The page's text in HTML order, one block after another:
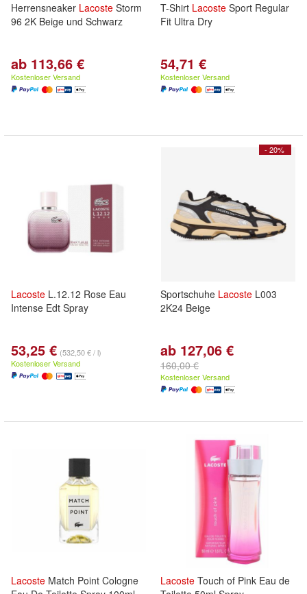
Herrensneaker Lacoste Storm
96 2K Beige und Schwarz
ab 113,66 €
Kostenloser Versand
T-Shirt Lacoste Sport Regular
Fit Ultra Dry
54,71 €
Kostenloser Versand
Lacoste L.12.12 Rose Eau
Intense Edt Spray
53,25 € (532,50 € / l)
Kostenloser Versand
- 20%
Sportschuhe Lacoste L003
2K24 Beige
ab 127,06 €
160,00 €
Kostenloser Versand
Lacoste Match Point Cologne
Lacoste Touch of Pink Eau de